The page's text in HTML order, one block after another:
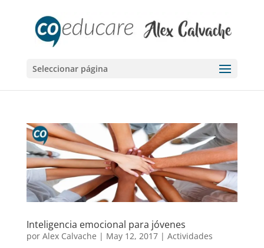
Seleccionar página
Inteligencia emocional para jóvenes
por Alex Calvache | May 12, 2017| Actividades